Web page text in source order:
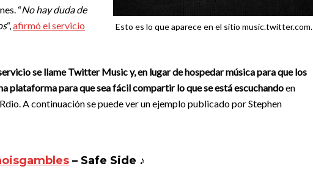
Esto es lo que aparece en el sitio music.twitter.com.
“No hay duda de
“,afirmó el servicio
se llame Twitter Music y, en lugar de hospedar música para que los
plataforma para que sea fácil compartir lo que se está escuchandoen
A continuación se puede ver un ejemplo publicado por Stephen
– Safe Side ♪